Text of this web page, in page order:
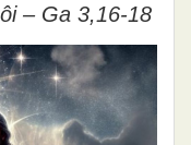
– Ga 3,16-18